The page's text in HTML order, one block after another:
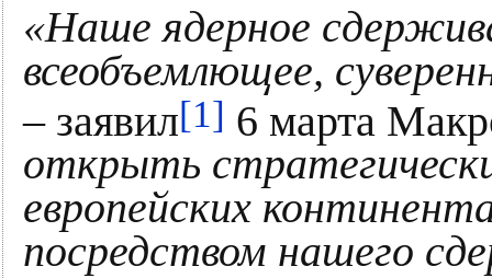
«Наше ядерное
всеобъемлющее,
– заявил[1] 6 марта
открыть
европейских
посредством нашего